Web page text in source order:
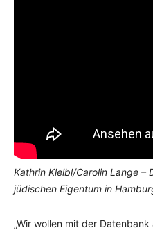
Kathrin Kleibl/Carolin Lange –
jüdischen Eigentum in
„Wir wollen mit der